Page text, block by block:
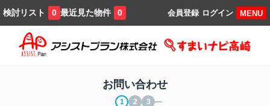
検討リスト 0 最近見た物件 0 MENU
ログイン
会員登録
お問い合わせ